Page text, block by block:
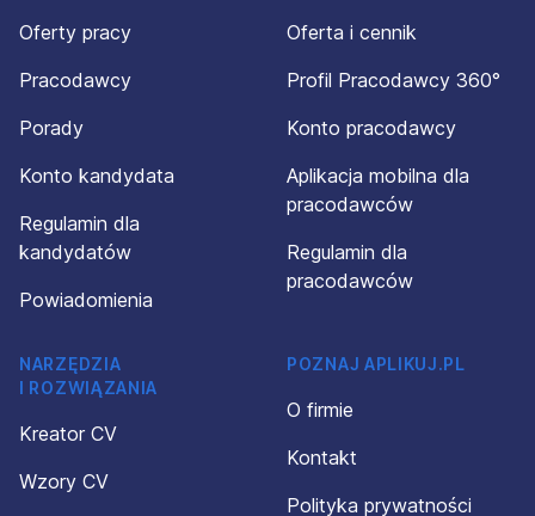
Oferty pracy
Pracodawcy
Porady
Konto kandydata
Regulamin dla
kandydatów
Powiadomienia
Oferta i cennik
Profil Pracodawcy 360°
Konto pracodawcy
Aplikacja mobilna dla
pracodawców
Regulamin dla
pracodawców
NARZĘDZIA
I ROZWIĄZANIA
Kreator CV
Wzory CV
POZNAJ APLIKUJ.PL
O firmie
Kontakt
Polityka prywatności